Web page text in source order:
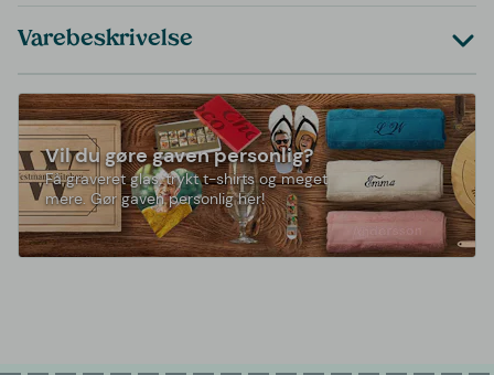
Varebeskrivelse
Vil du gøre gaven personlig?
Få graveret glas, trykt t-shirts og meget
mere. Gør gaven personlig her!